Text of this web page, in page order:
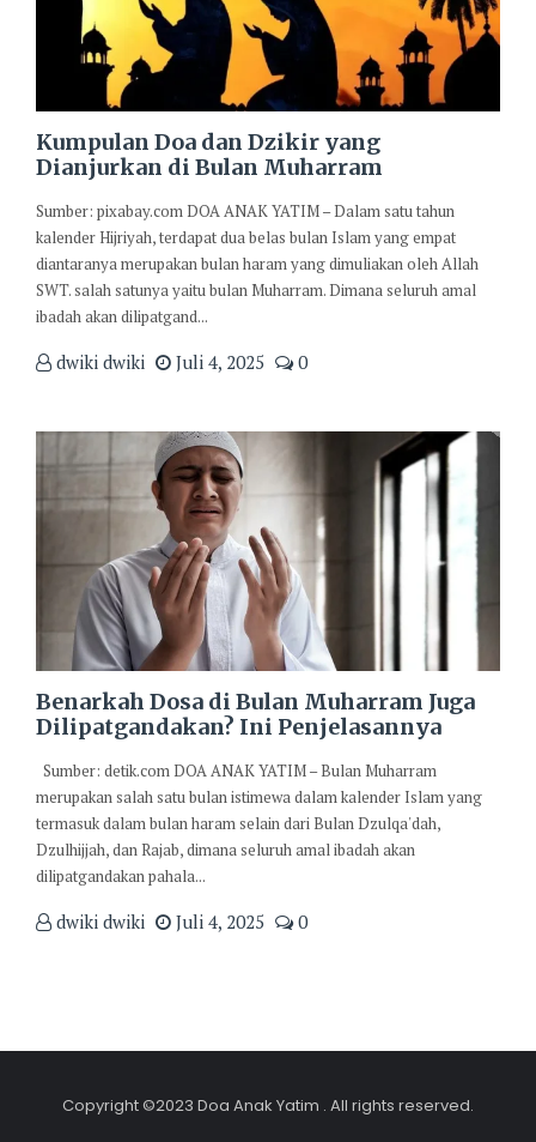
Kumpulan Doa dan Dzikir yang
Dianjurkan di Bulan Muharram
Sumber: pixabay.com DOA ANAK YATIM – Dalam satu tahun
kalender Hijriyah, terdapat dua belas bulan Islam yang empat
diantaranya merupakan bulan haram yang dimuliakan oleh Allah
SWT. salah satunya yaitu bulan Muharram. Dimana seluruh amal
ibadah akan dilipatgand...
dwiki dwiki Juli 4, 2025 0
Benarkah Dosa di Bulan Muharram Juga
Dilipatgandakan? Ini Penjelasannya
Sumber: detik.com DOA ANAK YATIM – Bulan Muharram
merupakan salah satu bulan istimewa dalam kalender Islam yang
termasuk dalam bulan haram selain dari Bulan Dzulqa'dah,
Dzulhijjah, dan Rajab, dimana seluruh amal ibadah akan
dilipatgandakan pahala...
dwiki dwiki Juli 4, 2025 0
Copyright ©2023 Doa Anak Yatim . All rights reserved.